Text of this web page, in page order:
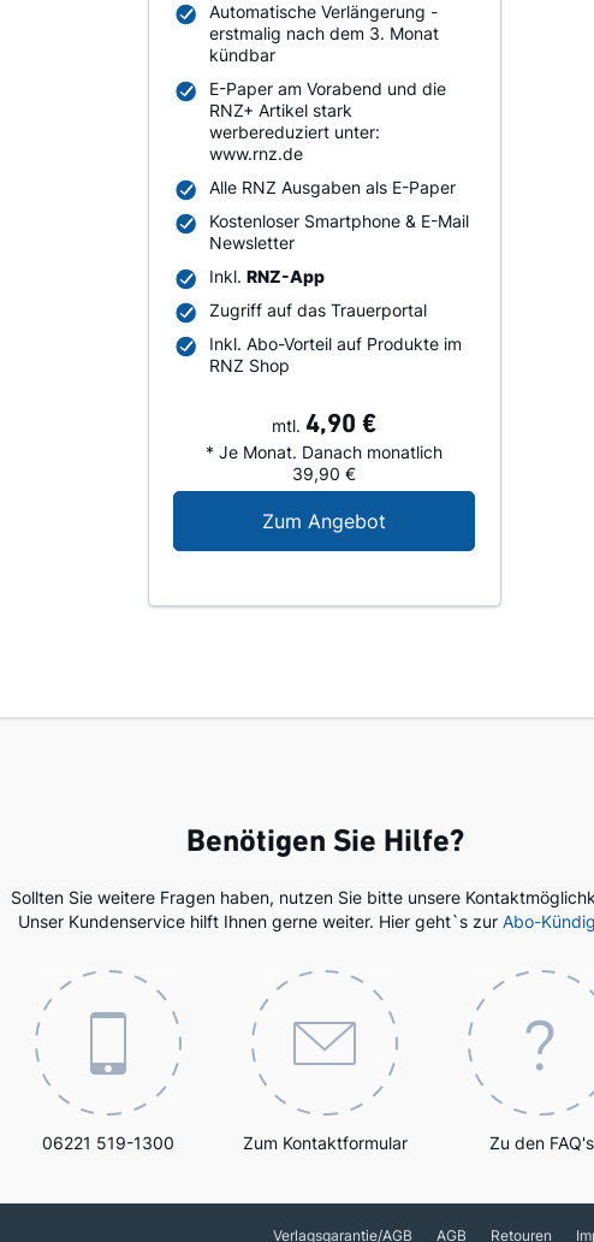
Automatische Verlängerung -
erstmalig nach dem 3. Monat
kündbar
E-Paper am Vorabend und die
RNZ+ Artikel stark
werbereduziert unter:
www.rnz.de
Alle RNZ Ausgaben als E-Paper
Kostenloser Smartphone & E-Mail
Newsletter
Inkl.RNZ-App
Zugriff auf das Trauerportal
Inkl. Abo-Vorteil auf Produkte im
RNZ Shop
mtl. 4,90 €
* Je Monat. Danach monatlich
39,90 €
Zum Angebot
Benötigen Sie Hilfe?
Sollten Sie weitere Fragen haben, nutzen Sie bitte unsere
Unser Kundenservice hilft Ihnen gerne weiter. Hier geht`s zur Abo-
06221 519-1300 Zum Kontaktformular Zu den FAQ's
Verlagsgarantie/AGB AGB Retouren